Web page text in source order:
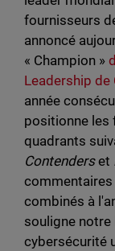
fournisseurs
annoncé
« Champion »
Leadership de
année
positionne les
quadrants
Contenderset
combinés à
souligne
cybersécurité